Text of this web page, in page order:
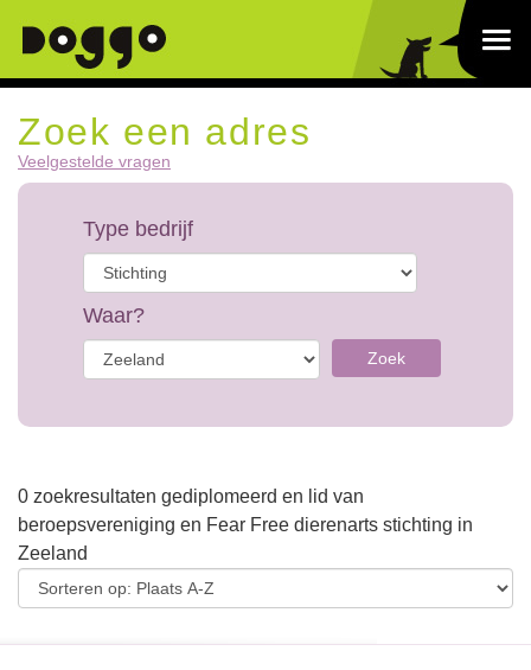
Zoek een adres
Veelgestelde vragen
Type bedrijf
Waar?
Zoek
0 zoekresultaten gediplomeerd en lid van
beroepsvereniging en Fear Free dierenarts stichting in
Zeeland